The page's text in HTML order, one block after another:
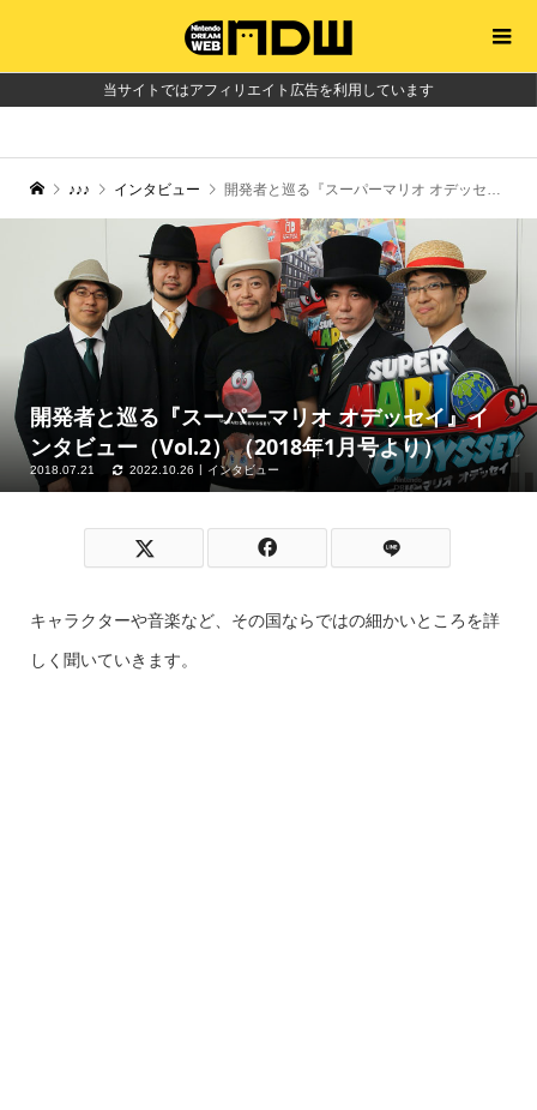
当サイトではアフィリエイト広告を利用しています
♪♪♪ インタビュー 開発者と巡る『スーパーマリオ オデッセイ』インタビュー（Vol.2）（2018年1月号より）
開発者と巡る『スーパーマリオ オデッセイ』イ
ンタビュー（Vol.2）（2018年1月号より）
2018.07.21 2022.10.26 インタビュー
キャラクターや音楽など、その国ならではの細かいところを詳
しく聞いていきます。